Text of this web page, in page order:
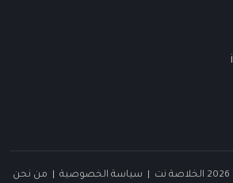
سياسة الخصوصية من نحن